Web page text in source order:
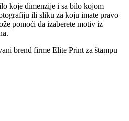
koje dimenzije i sa bilo kojom
ili sliku za koju imate pravo
pomoći da izaberete motiv iz
brend firme Elite Print za štampu